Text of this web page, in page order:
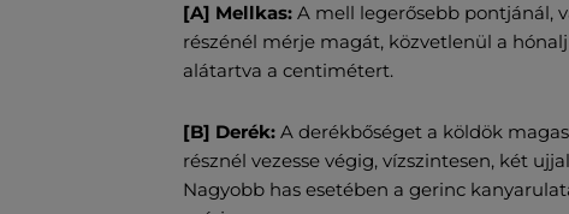
[A] Mellkas: A mell legerősebb pontjánál,
részénél mérje magát, közvetlenül a
alátartva a centimétert.
[B] Derék: A derékbőséget a köldök
résznél vezesse végig, vízszintesen, két
Nagyobb has esetében a gerinc